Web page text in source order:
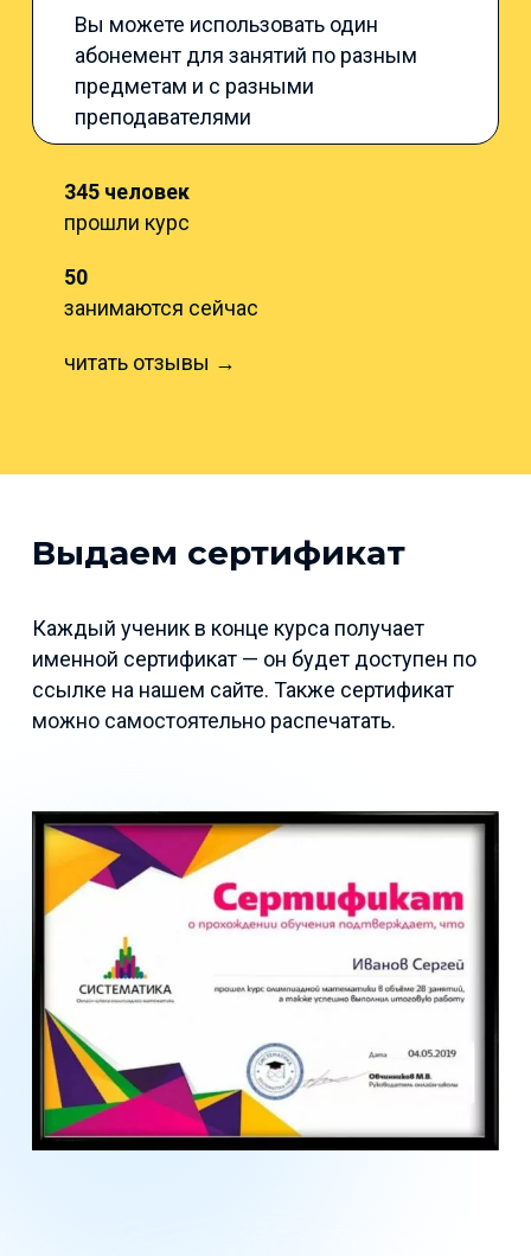
Вы можете использовать один
абонемент для занятий по разным
предметам и с разными
преподавателями
345 человек
прошли курс
50
занимаются сейчас
читать отзывы →
Выдаем сертификат
Каждый ученик в конце курса получает
именной сертификат — он будет доступен по
ссылке на нашем сайте. Также сертификат
можно самостоятельно распечатать.